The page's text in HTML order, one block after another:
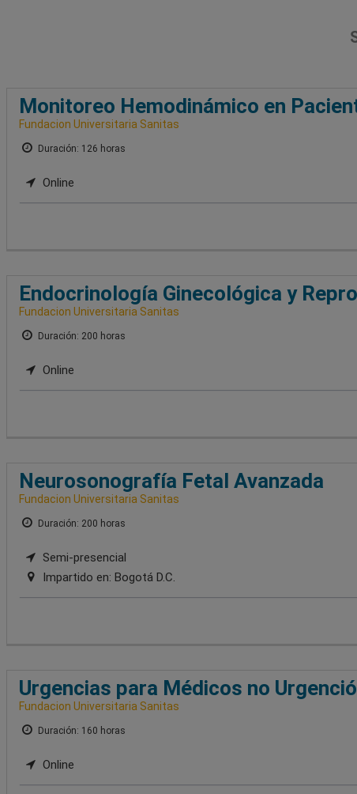
Monitoreo Hemodinámico en
Fundacion Universitaria Sanitas
Duración: 126 horas
Online
Endocrinología Ginecológica y
Fundacion Universitaria Sanitas
Duración: 200 horas
Online
Neurosonografía Fetal Avanzada
Fundacion Universitaria Sanitas
Duración: 200 horas
Semi-presencial
Impartido en: Bogotá D.C.
Urgencias para Médicos no
Fundacion Universitaria Sanitas
Duración: 160 horas
Online